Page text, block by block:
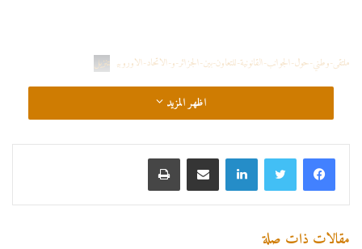
ملتقى-وطني-حول-الجوانب-القانونية-للتعاون-بين-الجزائر-و-الاتحاد-الاوروبي تنزيل
اظهر المزيد
لينكدإن مشاركة عبر البريد طباعة
مقالات ذات صلة